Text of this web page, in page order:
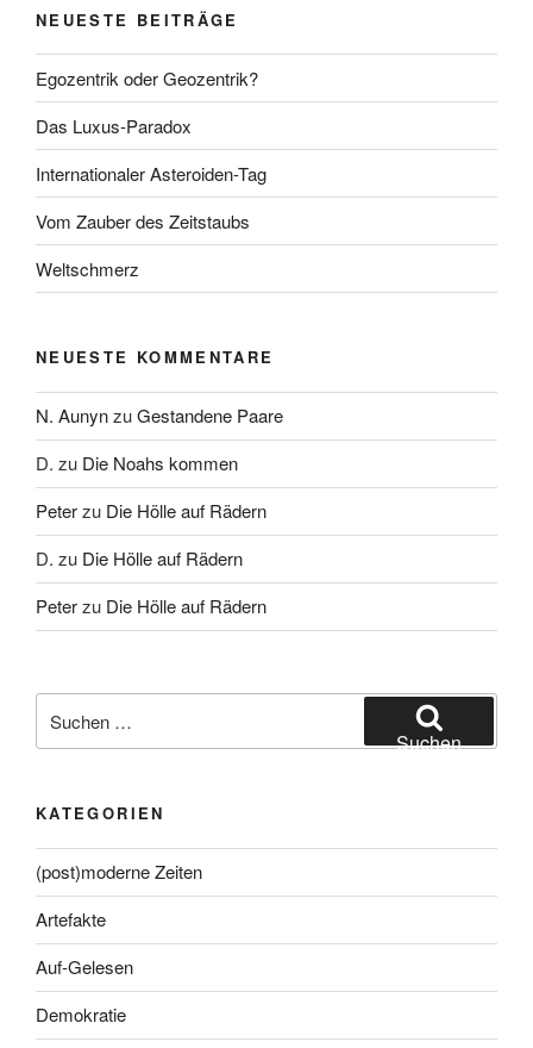
NEUESTE BEITRÄGE
Egozentrik oder Geozentrik?
Das Luxus-Paradox
Internationaler Asteroiden-Tag
Vom Zauber des Zeitstaubs
Weltschmerz
NEUESTE KOMMENTARE
N. AunynzuGestandene Paare
D. zu Die Noahs kommen
Peterzu Die Hölle auf Rädern
D. zu Die Hölle auf Rädern
Peterzu Die Hölle auf Rädern
nach:
Suchen
KATEGORIEN
(post)moderne Zeiten
Artefakte
Auf-Gelesen
Demokratie